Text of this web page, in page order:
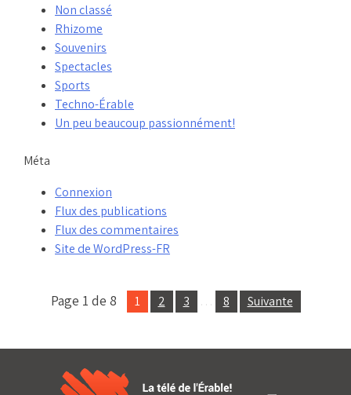
Non classé
Rhizome
Souvenirs
Spectacles
Sports
Techno-Érable
Un peu beaucoup passionnément!
Méta
Connexion
Flux des publications
Flux des commentaires
Site de WordPress-FR
Page 1 de 8 1 2 3 … 8 Suivante